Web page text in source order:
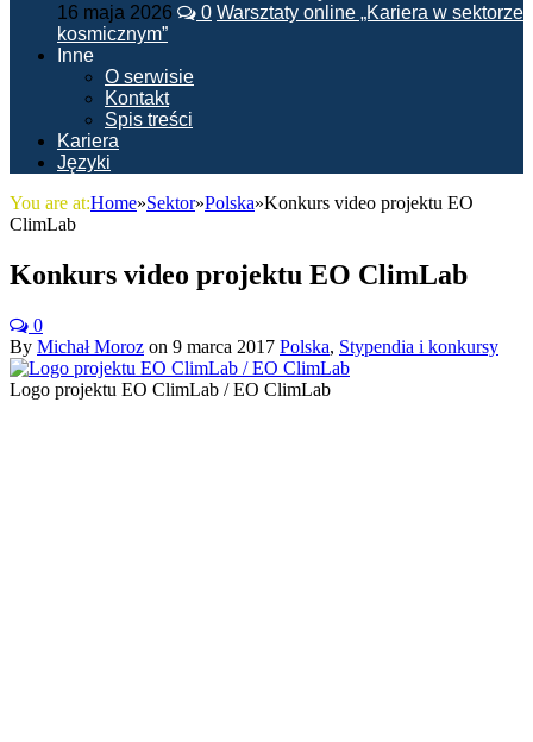
16 maja 2026 0 Warsztaty online „Kariera w sektorze
kosmicznym”
Inne
O serwisie
Kontakt
Spis treści
Kariera
Języki
You are at:Home»Sektor»Polska»Konkurs video projektu EO
ClimLab
Konkurs video projektu EO ClimLab
0
By Michał Moroz on 9 marca 2017 Polska, Stypendia i konkursy
Logo projektu EO ClimLab / EO ClimLab